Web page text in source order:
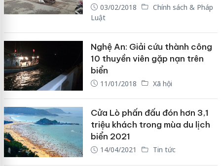
03/02/2018
Chính sách & Pháp
Luật
Nghệ An: Giải cứu thành công
10 thuyền viên gặp nạn trên
biển
11/01/2018 Xã hội
Cửa Lò phấn đấu đón hơn 3,1
triệu khách trong mùa du lịch
biển 2021
14/04/2021 Tin tức